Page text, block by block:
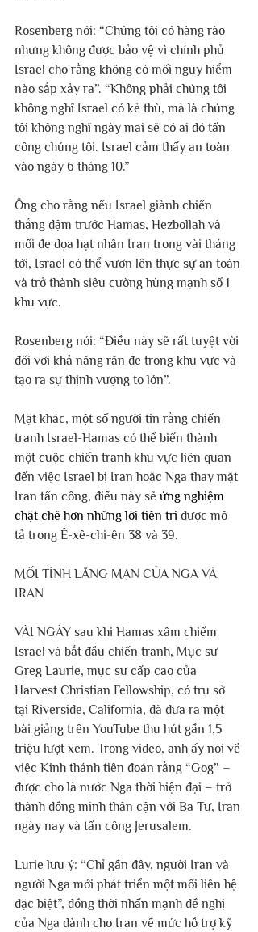
Rosenberg nói: “Chúng tôi có hàng rào
nhưng không được bảo vệ vì chính phủ
Israel cho rằng không có mối nguy hiểm
nào sắp xảy ra”. “Không phải chúng tôi
không nghĩ Israel có kẻ thù, mà là chúng
tôi không nghĩ ngày mai sẽ có ai đó tấn
công chúng tôi. Israel cảm thấy an toàn
vào ngày 6 tháng 10.”
Ông cho rằng nếu Israel giành chiến
thắng đậm trước Hamas, Hezbollah và
mối đe dọa hạt nhân Iran trong vài tháng
tới, Israel có thể vươn lên thực sự an toàn
và trở thành siêu cường hùng mạnh số 1
khu vực.
Rosenberg nói: “Điều này sẽ rất tuyệt vời
đối với khả năng răn đe trong khu vực và
tạo ra sự thịnh vượng to lớn”.
Mặt khác, một số người tin rằng chiến
tranh Israel-Hamas có thể biến thành
một cuộc chiến tranh khu vực liên quan
đến việc Israel bị Iran hoặc Nga thay mặt
Iran tấn công, điều này sẽ ứng nghiệm
chặt chẽ hơn những lời tiên tri được mô
tả trong Ê-xê-chi-ên 38 và 39.
MỐI TÌNH LÃNG MẠN CỦA NGA VÀ
IRAN
VÀI NGÀY sau khi Hamas xâm chiếm
Israel và bắt đầu chiến tranh, Mục sư
Greg Laurie, mục sư cấp cao của
Harvest Christian Fellowship, có trụ sở
tại Riverside, California, đã đưa ra một
bài giảng trên YouTube thu hút gần 1,5
triệu lượt xem. Trong video, anh ấy nói về
việc Kinh thánh tiên đoán rằng “Gog” –
được cho là nước Nga thời hiện đại – trở
thành đồng minh thân cận với Ba Tư, Iran
ngày nay và tấn công Jerusalem.
Lurie lưu ý: “Chỉ gần đây, người Iran và
người Nga mới phát triển một mối liên hệ
đặc biệt”, đồng thời nhấn mạnh đề nghị
của Nga dành cho Iran về mức hỗ trợ kỹ